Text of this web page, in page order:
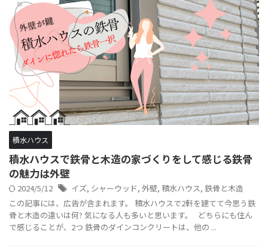
積水ハウス
積水ハウスで鉄骨と木造の家づくりをして感じる鉄骨
の魅力は外壁
2024/5/12 イズ, シャーウッド, 外壁, 積水ハウス, 鉄骨と木造
この記事には、広告が含まれます。 積水ハウスで2軒を建てて今思う鉄
骨と木造の違いは何? 気になる人も多いと思います。 どちらにも住ん
で感じることが、2つ 鉄骨のダインコンクリートは、他の ...